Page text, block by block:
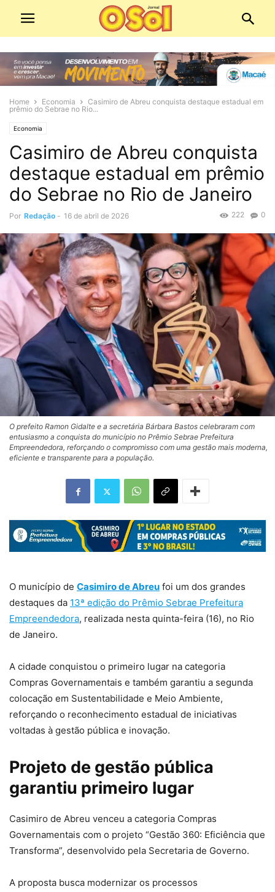
Home Economia
Casimiro de Abreu conquista destaque estadual em
prêmio do Sebrae no Rio...
Economia
Casimiro de Abreu conquista
destaque estadual em prêmio
do Sebrae no Rio de Janeiro
Por Redação - 16 de abril de 2026 0
222
O prefeito Ramon Gidalte e a secretária Bárbara Bastos celebraram com
entusiasmo a conquista do município no Prêmio Sebrae Prefeitura
Empreendedora, reforçando o compromisso com uma gestão mais moderna,
eficiente e transparente para a população.
O município de Casimiro de Abreu foi um dos grandes
destaques da 13ª edição do Prêmio Sebrae Prefeitura
Empreendedora, realizada nesta quinta-feira (16), no Rio
de Janeiro.
A cidade conquistou o primeiro lugar na categoria
Compras Governamentais e também garantiu a segunda
colocação em Sustentabilidade e Meio Ambiente,
reforçando o reconhecimento estadual de iniciativas
voltadas à gestão pública e inovação.
Projeto de gestão pública
garantiu primeiro lugar
Casimiro de Abreu venceu a categoria Compras
Governamentais com o projeto “Gestão 360: Eficiência que
Transforma”, desenvolvido pela Secretaria de Governo.
A proposta busca modernizar os processos